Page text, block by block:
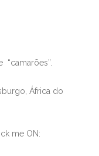
“camarões”.
África do
me ON: